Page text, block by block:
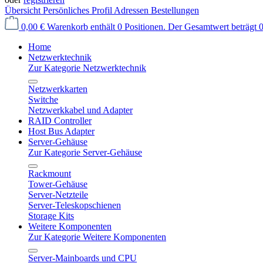
Übersicht Persönliches Profil Adressen Bestellungen
0,00 € Warenkorb enthält 0 Positionen. Der Gesamtwert beträgt
Home
Netzwerktechnik
Zur Kategorie Netzwerktechnik
Netzwerkkarten
Switche
Netzwerkkabel und Adapter
RAID Controller
Host Bus Adapter
Server-Gehäuse
Zur Kategorie Server-Gehäuse
Rackmount
Tower-Gehäuse
Server-Netzteile
Server-Teleskopschienen
Storage Kits
Weitere Komponenten
Zur Kategorie Weitere Komponenten
Server-Mainboards und CPU